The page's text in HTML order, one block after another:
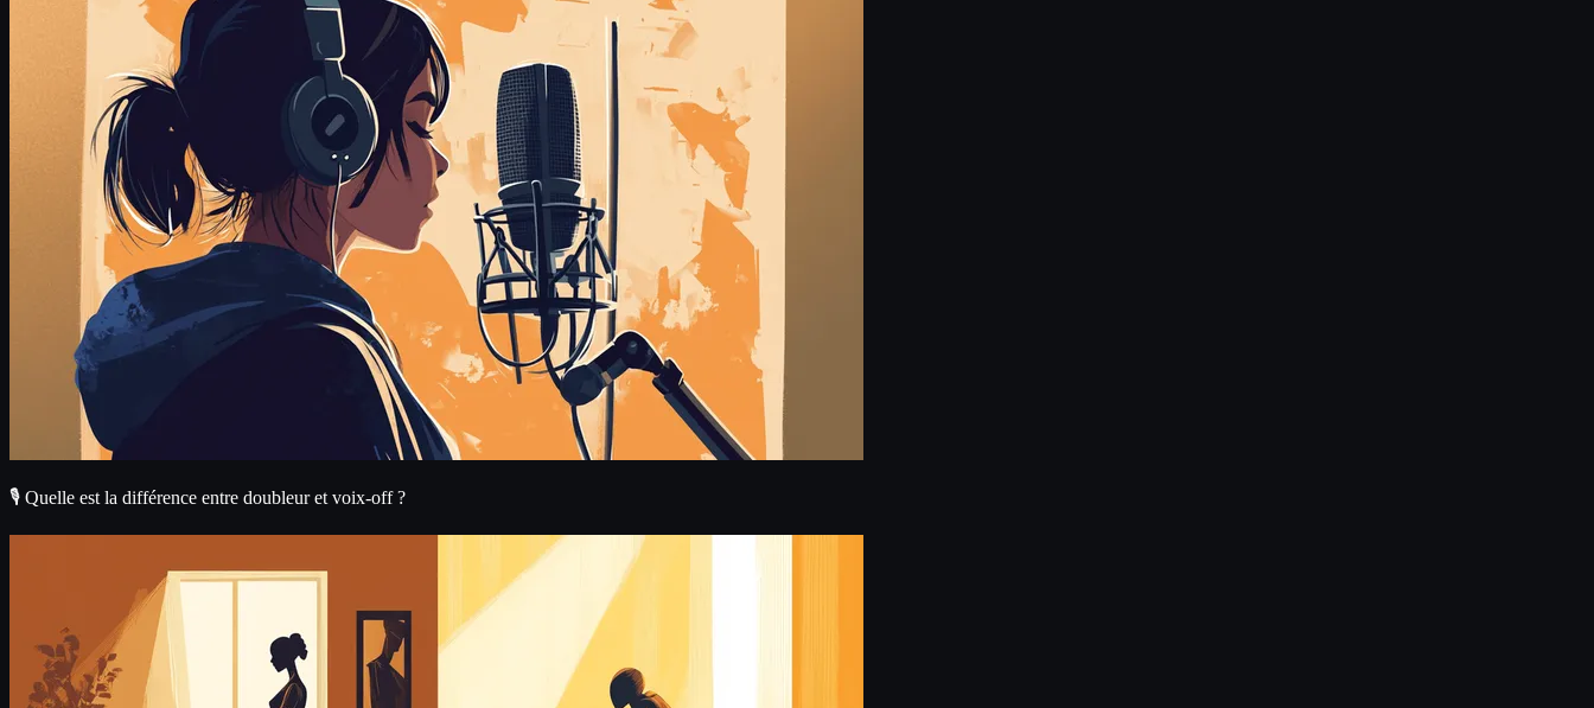
🎙️ Quelle est la différence entre doubleur et voix-off ?